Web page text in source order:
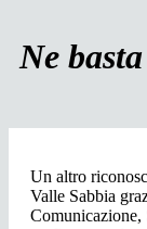
Ne
Un altro
Valle Sabbia
Comunicazione,